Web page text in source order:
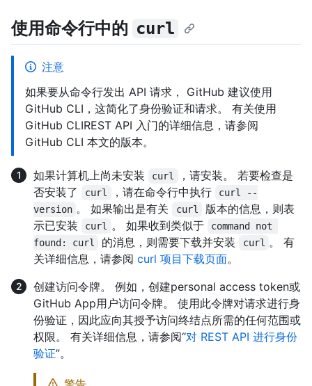
使用命令行中的 curl
注意
如果要从命令行发出 API 请求， GitHub 建议使用
GitHub CLI，这简化了身份验证和请求。 有关使用
GitHub CLIREST API 入门的详细信息，请参阅
GitHub CLI 本文的版本。
如果计算机上尚未安装 curl
，请安装。 若要检查是
否安装了
curl ，请在命令行中执行
curl --
version 。 如果输出是有关 curl
版本的信息，则表
示已安装
curl 。 如果收到类似于
command not
found: curl
的消息，则需要下载并安装 curl 。 有
关详细信息，请参阅 curl 项目下载页面。
创建访问令牌。 例如，创建personal access token或
GitHub App用户访问令牌。 使用此令牌对请求进行身
份验证，因此应向其授予访问终结点所需的任何范围或
权限。 有关详细信息，请参阅“对 REST API 进行身份
验证”。